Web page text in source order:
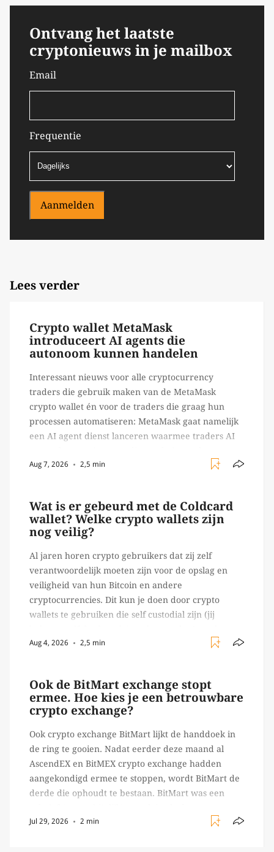
Ontvang het laatste
cryptonieuws in je mailbox
Email
Frequentie
Aanmelden
Lees verder
Crypto wallet MetaMask
introduceert AI agents die
autonoom kunnen handelen
Interessant nieuws voor alle cryptocurrency
traders die gebruik maken van de MetaMask
crypto wallet én voor de traders die graag hun
processen automatiseren: MetaMask gaat namelijk
een AI agent dienst lanceren waarmee traders AI
verrichten, zoals het daadwerkelijk uitvoeren van
Aug 7, 2026 2,5 min
Wat is er gebeurd met de Coldcard
wallet? Welke crypto wallets zijn
nog veilig?
Al jaren horen crypto gebruikers dat zij zelf
verantwoordelijk moeten zijn voor de opslag en
veiligheid van hun Bitcoin en andere
cryptocurrencies. Dit kun je doen door crypto
wallets te gebruiken die self custodial zijn (jij
Ledger of Trezor bijvoorbeeld. Echter, op 29 juli
Aug 4, 2026 2,5 min
Ook de BitMart exchange stopt
ermee. Hoe kies je een betrouwbare
crypto exchange?
Ook crypto exchange BitMart lijkt de handdoek in
de ring te gooien. Nadat eerder deze maand al
AscendEX en BitMEX crypto exchange hadden
aangekondigd ermee te stoppen, wordt BitMart de
derde die ophoudt te bestaan. BitMart was een
crypto handelaren terecht konden om te handelen
Jul 29, 2026 2 min